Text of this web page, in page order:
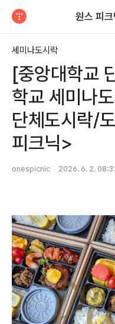
원스 피
세미나도시락
[중앙대학교
학교 세미나
단체도시락/
피크닉>
onespicnic 2026. 6. 2.